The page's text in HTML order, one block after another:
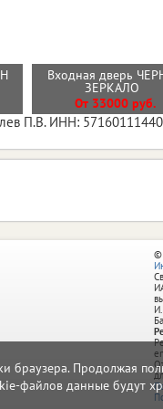
Продолжая
файлов данные будут
Входная дверь
ЗЕРКАЛО
От 33000 руб.
П.В. ИНН:
©